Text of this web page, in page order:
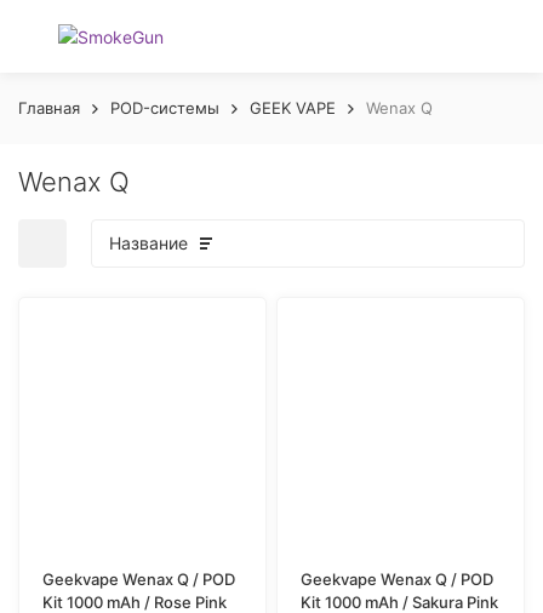
Главная POD-системы GEEK VAPE Wenax Q
Wenax Q
Название
Geekvape Wenax Q / POD
Kit 1000 mAh / Rose Pink
Geekvape Wenax Q / POD
Kit 1000 mAh / Sakura Pink